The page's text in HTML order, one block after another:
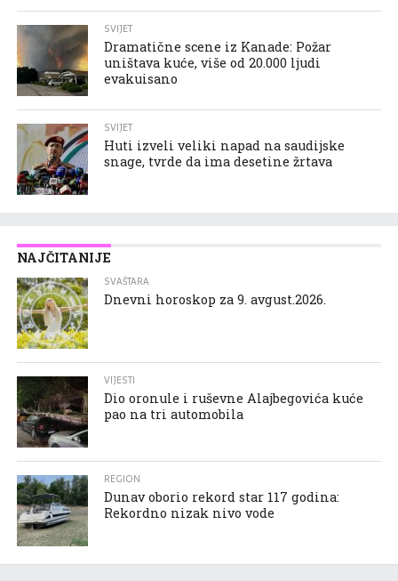
SVIJET
Dramatične scene iz Kanade: Požar
uništava kuće, više od 20.000 ljudi
evakuisano
SVIJET
Huti izveli veliki napad na saudijske
snage, tvrde da ima desetine žrtava
NAJČITANIJE
SVAŠTARA
Dnevni horoskop za 9. avgust.2026.
VIJESTI
Dio oronule i ruševne Alajbegovića kuće
pao na tri automobila
REGION
Dunav oborio rekord star 117 godina:
Rekordno nizak nivo vode